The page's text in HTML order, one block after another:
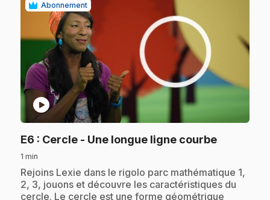
Abonnement
play_circle
E6 : Cercle - Une longue ligne courbe.
1 min
.Rejoins Lexie dans le rigolo parc mathématique 1,
2, 3, jouons et découvre les caractéristiques du
cercle. Le cercle est une forme géométrique